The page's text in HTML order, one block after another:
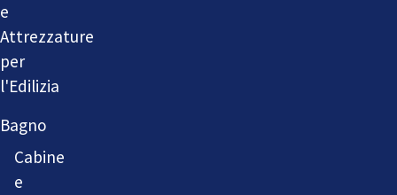
e
Attrezzature
per
l'Edilizia
Bagno
Cabine
e